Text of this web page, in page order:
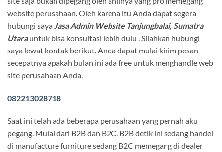
website perusahaan. Oleh karena itu Anda dapat segera
hubungi saya Jasa Admin Website Tanjungbalai, Sumatra
Utarauntuk bisa konsultasi lebih dulu . Silahkan hubungi
saya lewat kontak berikut. Anda dapat mulai kirim pesan
secepatnya apakah bulan ini ada free untuk menghandle web
site perusahaan Anda.
082213028718
Saat ini telah ada beberapa perusahaan yang pernah aku
pegang. Mulai dari B2B dan B2C. B2B detik ini sedang handel
di manufacture furniture sedang B2C memegang di dealer